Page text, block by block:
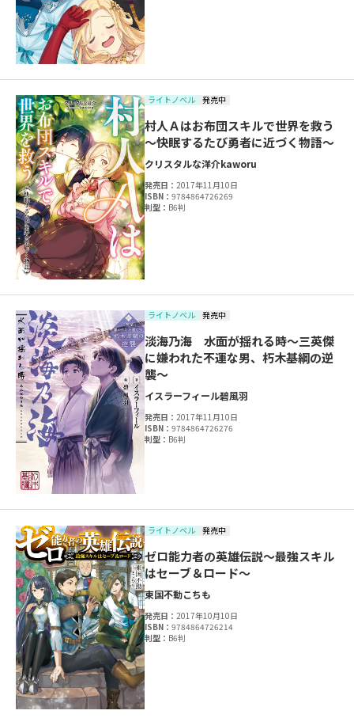
ライトノベル 発売中
村人Ａはお布団スキルで世界を救う
～快眠するたび勇者に近づく物語～
クリスタルな洋介kaworu
発売日：2017年11月10日
ISBN：9784864726269
判型： B6判
ライトノベル 発売中
淡海乃海 水面が揺れる時～三英傑
に嫌われた不運な男、朽木基綱の逆
襲～
イスラーフィール碧風羽
発売日：2017年11月10日
ISBN：9784864726276
判型： B6判
ライトノベル 発売中
ゼロ能力者の英雄伝説～最強スキル
はセーブ＆ロード～
東国不動こちも
発売日：2017年10月10日
ISBN：9784864726214
判型： B6判